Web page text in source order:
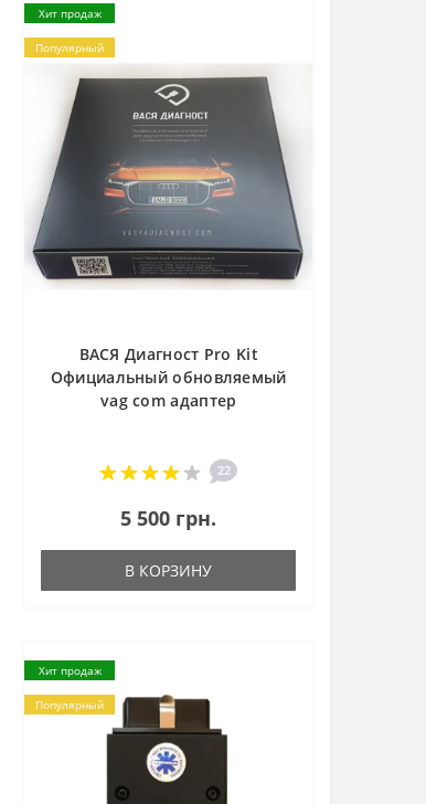
Хит продаж
Популярный
ВАСЯ Диагност Pro Kit
Официальный обновляемый
vag com адаптер
22
5 500 грн.
В КОРЗИНУ
Хит продаж
Популярный